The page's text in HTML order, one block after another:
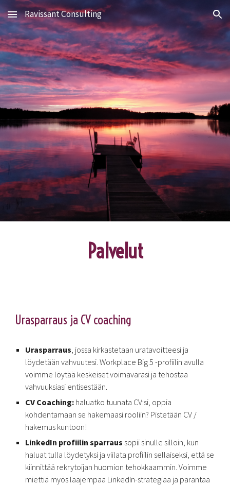
Skip to main content Skip to navigation
Ravissant Consulting
Palvelut
Urasparraus ja CV coaching
Urasparraus, jossa kirkastetaan uratavoitteesi ja
löydetään vahvuutesi. Workplace Big 5 -profiilin avulla
voimme löytää keskeiset voimavarasi ja tehostaa
vahvuuksiasi entisestään.
CV Coaching: haluatko tuunata CV:si, oppia
kohdentamaan se hakemaasi rooliin? Pistetään CV /
hakemus kuntoon!
LinkedIn profiilin sparraus sopii sinulle silloin, kun
haluat tulla löydetyksi ja viilata profiilin sellaiseksi, että se
kiinnittää rekrytoijan huomion tehokkaammin. Voimme
miettiä myös laajempaa LinkedIn-strategiaa ja parantaa